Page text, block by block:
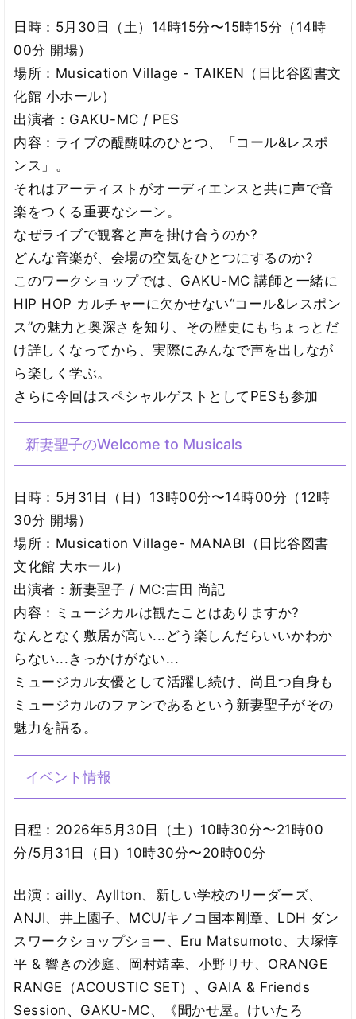
日時：5月30日（土）14時15分〜15時15分（14時
00分 開場）
場所：Musication Village - TAIKEN（日比谷図書文
化館 小ホール）
出演者：GAKU-MC / PES
内容：ライブの醍醐味のひとつ、「コール&レスポ
ンス」。
それはアーティストがオーディエンスと共に声で音
楽をつくる重要なシーン。
なぜライブで観客と声を掛け合うのか?
どんな音楽が、会場の空気をひとつにするのか?
このワークショップでは、GAKU-MC 講師と一緒に
HIP HOP カルチャーに欠かせない“コール&レスポン
ス”の魅力と奥深さを知り、その歴史にもちょっとだ
け詳しくなってから、実際にみんなで声を出しなが
ら楽しく学ぶ。
さらに今回はスペシャルゲストとしてPESも参加
新妻聖子のWelcome to Musicals
日時：5月31日（日）13時00分〜14時00分（12時
30分 開場）
場所：Musication Village- MANABI（日比谷図書
文化館 大ホール）
出演者：新妻聖子 / MC:吉田 尚記
内容：ミュージカルは観たことはありますか?
なんとなく敷居が高い...どう楽しんだらいいかわか
らない...きっかけがない...
ミュージカル女優として活躍し続け、尚且つ自身も
ミュージカルのファンであるという新妻聖子がその
魅力を語る。
イベント情報
日程：2026年5月30日（土）10時30分〜21時00
分/5月31日（日）10時30分〜20時00分
出演：ailly、Ayllton、新しい学校のリーダーズ、
ANJI、井上園子、MCU/キノコ国本剛章、LDH ダン
スワークショップショー、Eru Matsumoto、大塚惇
平 & 響きの沙庭、岡村靖幸、小野リサ、ORANGE
RANGE（ACOUSTIC SET）、GAIA & Friends
Session、GAKU-MC、《聞かせ屋。けいたろ